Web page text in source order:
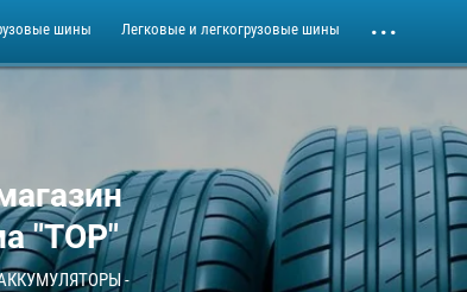
шины Легковые и легкогрузовые шины
"ТОР"
-